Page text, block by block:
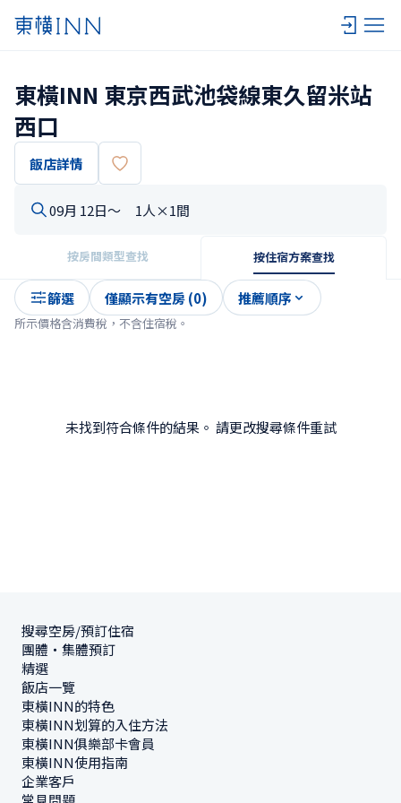
東橫INN 東京西武池袋線東久留米站
西口
飯店詳情
09月 12日〜 1人×1間
按房間類型查找 按住宿方案查找
篩選 僅顯示有空房 (0) 推薦順序
所示價格含消費稅，不含住宿稅。
未找到符合條件的結果。 請更改搜尋條件重試
搜尋空房/預訂住宿
團體・集體預訂
精選
飯店一覽
東橫INN的特色
東橫INN划算的入住方法
東橫INN俱樂部卡會員
東橫INN使用指南
企業客戶